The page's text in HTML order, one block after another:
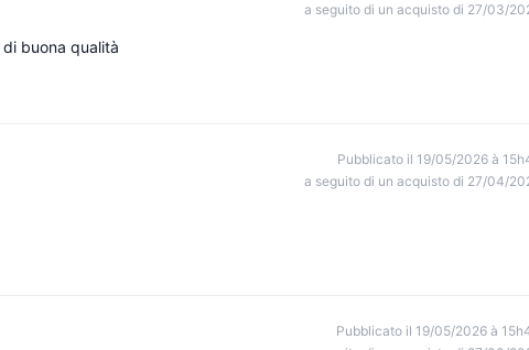
a seguito di un acquisto di 27/03/
buona qualità
Pubblicato il 19/05/2026 à
a seguito di un acquisto di 27/04/
Pubblicato il 19/05/2026 à